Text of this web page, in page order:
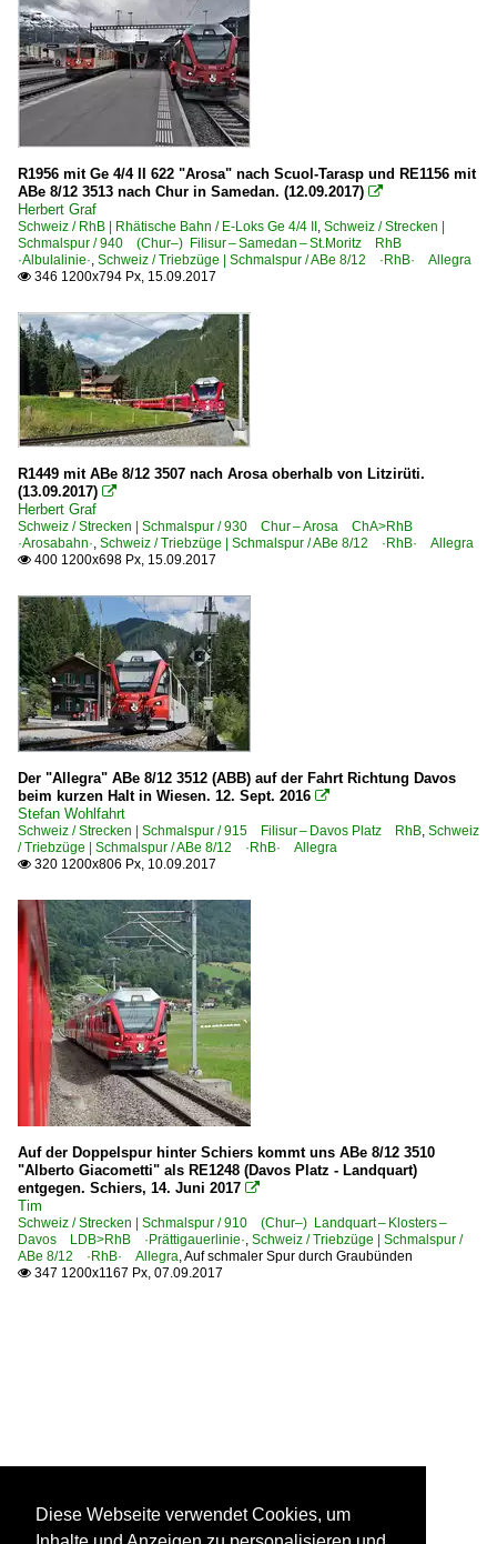
R1956 mit Ge 4/4 II 622 "Arosa" nach Scuol-Tarasp und RE1156 mit
ABe 8/12 3513 nach Chur in Samedan. (12.09.2017) 
Herbert Graf
Schweiz / RhB | Rhätische Bahn / E-Loks Ge 4/4 II, Schweiz / Strecken |
Schmalspur / 940 (Chur–) Filisur – Samedan – St.Moritz RhB
·Albulalinie·, Schweiz / Triebzüge | Schmalspur / ABe 8/12 ·RhB· Allegra
 346 1200x794 Px, 15.09.2017
R1449 mit ABe 8/12 3507 nach Arosa oberhalb von Litzirüti.
(13.09.2017) 
Herbert Graf
Schweiz / Strecken | Schmalspur / 930 Chur – Arosa ChA>RhB
·Arosabahn·, Schweiz / Triebzüge | Schmalspur / ABe 8/12 ·RhB· Allegra
 400 1200x698 Px, 15.09.2017
Der "Allegra" ABe 8/12 3512 (ABB) auf der Fahrt Richtung Davos
beim kurzen Halt in Wiesen. 12. Sept. 2016 
Stefan Wohlfahrt
Schweiz / Strecken | Schmalspur / 915 Filisur – Davos Platz RhB, Schweiz
/ Triebzüge | Schmalspur / ABe 8/12 ·RhB· Allegra
 320 1200x806 Px, 10.09.2017
Auf der Doppelspur hinter Schiers kommt uns ABe 8/12 3510
"Alberto Giacometti" als RE1248 (Davos Platz - Landquart)
entgegen. Schiers, 14. Juni 2017 
Tim
Schweiz / Strecken | Schmalspur / 910 (Chur–) Landquart – Klosters –
Davos LDB>RhB ·Prättigauerlinie·, Schweiz / Triebzüge | Schmalspur /
ABe 8/12 ·RhB· Allegra,Auf schmaler Spur durch Graubünden
 347 1200x1167 Px, 07.09.2017
Diese Webseite verwendet Cookies, um